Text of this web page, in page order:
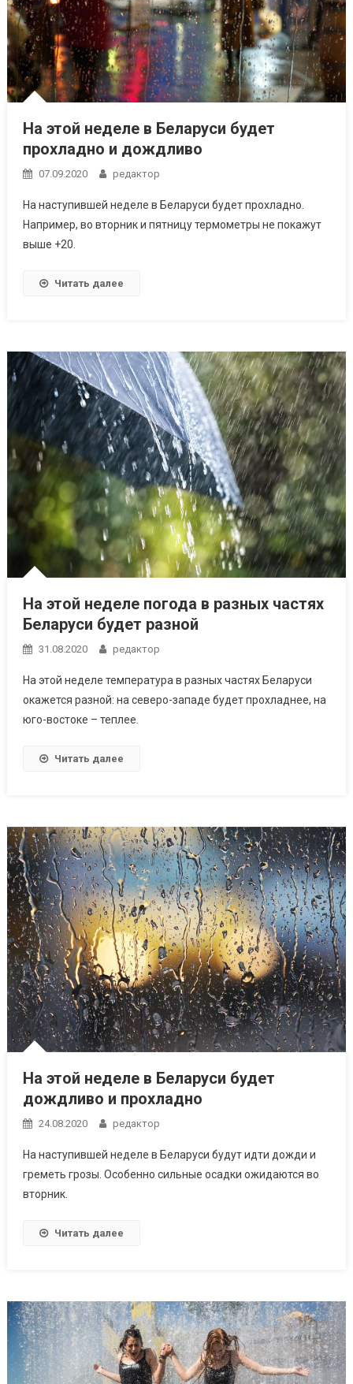
На этой неделе в Беларуси будет
прохладно и дождливо
07.09.2020 редактор
На наступившей неделе в Беларуси будет прохладно.
Например, во вторник и пятницу термометры не покажут
выше +20.
Читать далее
На этой неделе погода в разных частях
Беларуси будет разной
31.08.2020 редактор
На этой неделе температура в разных частях Беларуси
окажется разной: на северо-западе будет прохладнее, на
юго-востоке – теплее.
Читать далее
На этой неделе в Беларуси будет
дождливо и прохладно
24.08.2020 редактор
На наступившей неделе в Беларуси будут идти дожди и
греметь грозы. Особенно сильные осадки ожидаются во
вторник.
Читать далее